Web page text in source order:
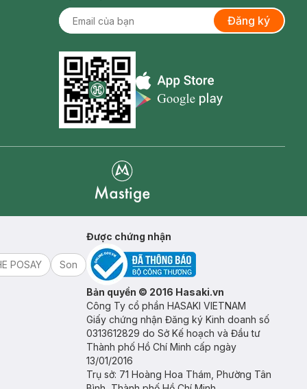
Đăng ký
Appstore icon
POSAY
Son
Được chứng nhận
Bản quyền © 2016 Hasaki.vn
Công Ty cổ phần HASAKI VIETNAM
Giấy chứng nhận Đăng ký Kinh doanh số
0313612829 do Sở Kế hoạch và Đầu tư
Thành phố Hồ Chí Minh cấp ngày
13/01/2016
Trụ sở: 71 Hoàng Hoa Thám, Phường Tân